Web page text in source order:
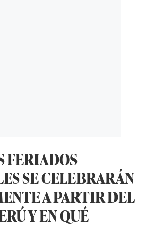
FERIADOS
SE CELEBRARÁN
A PARTIR DEL
Y EN QUÉ